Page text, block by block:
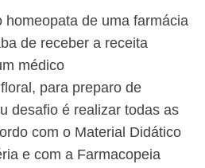
homeopata de uma farmácia
de receber a receita
médico
para preparo de
desafio é realizar todas as
com o Material Didático
e com a Farmacopeia